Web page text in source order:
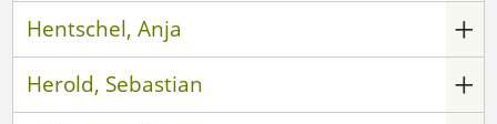
Hentschel, Anja
Herold, Sebastian